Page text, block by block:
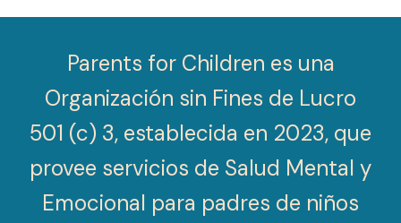
Parents for Children es una
Organización sin Fines de Lucro
501 (c) 3, establecida en 2023, que
provee servicios de Salud Mental y
Emocional para padres de niños